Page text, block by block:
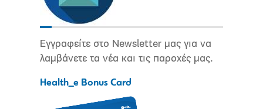
Εγγραφείτε στο Newsletter μας για να
λαμβάνετε τα νέα και τις παροχές μας.
Health_e Bonus Card